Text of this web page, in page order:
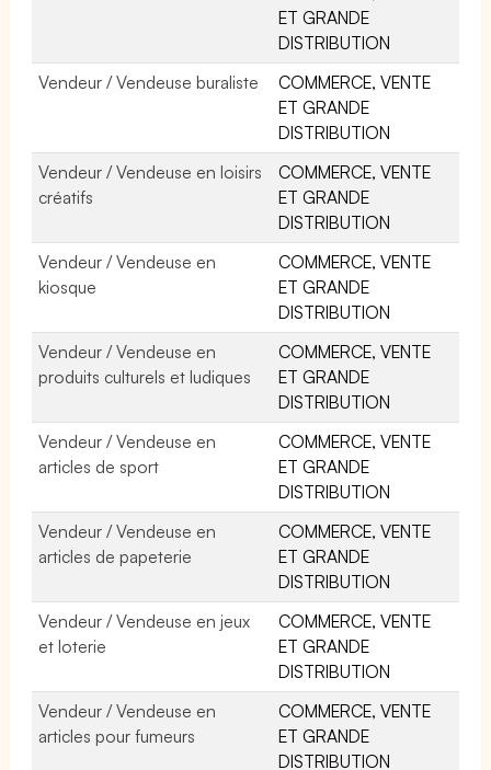
ET GRANDE
DISTRIBUTION
Vendeur / Vendeuse buraliste
COMMERCE, VENTE
ET GRANDE
DISTRIBUTION
Vendeur / Vendeuse en loisirs
créatifs
COMMERCE, VENTE
ET GRANDE
DISTRIBUTION
Vendeur / Vendeuse en
kiosque
COMMERCE, VENTE
ET GRANDE
DISTRIBUTION
Vendeur / Vendeuse en
produits culturels et ludiques
COMMERCE, VENTE
ET GRANDE
DISTRIBUTION
Vendeur / Vendeuse en
articles de sport
COMMERCE, VENTE
ET GRANDE
DISTRIBUTION
Vendeur / Vendeuse en
articles de papeterie
COMMERCE, VENTE
ET GRANDE
DISTRIBUTION
Vendeur / Vendeuse en jeux
et loterie
COMMERCE, VENTE
ET GRANDE
DISTRIBUTION
Vendeur / Vendeuse en
articles pour fumeurs
COMMERCE, VENTE
ET GRANDE
DISTRIBUTION